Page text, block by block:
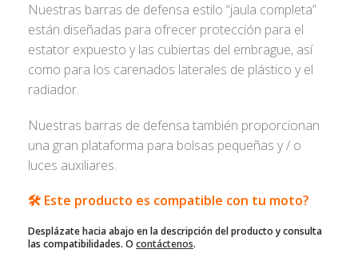
Nuestras barras de defensa estilo “jaula completa”
están diseñadas para ofrecer protección para el
estator expuesto y las cubiertas del embrague, así
como para los carenados laterales de plástico y el
radiador.
Nuestras barras de defensa también proporcionan
una gran plataforma para bolsas pequeñas y / o
luces auxiliares.
🛠️ Este producto es compatible con tu moto?
Desplázate hacia abajo en la descripción del producto y consulta
las compatibilidades. O contáctenos.